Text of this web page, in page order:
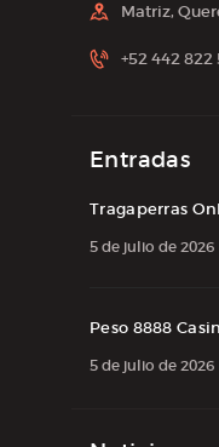
Matriz,
+52 442 822
Entradas
Tragaperras
5 de julio de 2026
Peso 8888
5 de julio de 2026